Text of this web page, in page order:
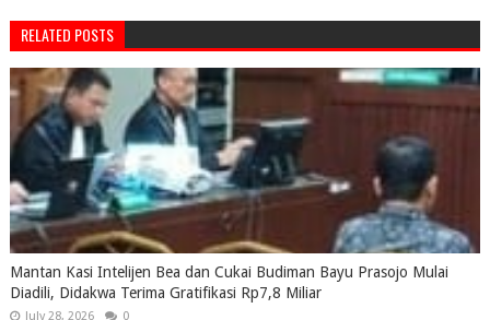
RELATED POSTS
Mantan Kasi Intelijen Bea dan Cukai Budiman Bayu Prasojo Mulai
Diadili, Didakwa Terima Gratifikasi Rp7,8 Miliar
July 28, 2026 0